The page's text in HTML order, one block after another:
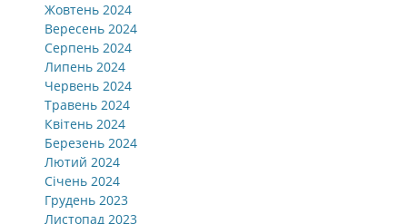
Жовтень 2024
Вересень 2024
Серпень 2024
Липень 2024
Червень 2024
Травень 2024
Квітень 2024
Березень 2024
Лютий 2024
Січень 2024
Грудень 2023
Листопад 2023